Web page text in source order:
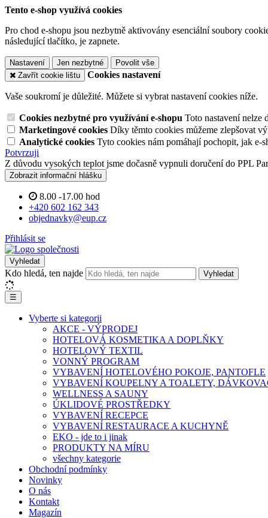
Tento e-shop využívá cookies
Pro chod e-shopu jsou nezbytně aktivovány esenciální soubory
následující tlačítko, je zapnete.
Nastavení Jen nezbytné
Povolit vše
Zavřít cookie lištu
Cookies nastavení
Vaše soukromí je důležité. Můžete si vybrat nastavení cookies níže.
Cookies nezbytné pro využívání e-shopu Toto nastavení nelze
Marketingové cookies Díky těmto cookies můžeme zlepšovat
Analytické cookies Tyto cookies nám pomáhají pochopit, jak e-
Potvrzuji
Z důvodu vysokých teplot jsme dočasně vypnuli doručení do PPL
Zobrazit informační hlášku
8.00 -17.00 hod
+420 602 162 343
objednavky@eup.cz
Přihlásit se
Vyhledat
Kdo hledá, ten najde Vyhledat
☰
Vyberte si kategorii
AKCE - VÝPRODEJ
HOTELOVÁ KOSMETIKA A DOPLŇKY
HOTELOVÝ TEXTIL
VONNÝ PROGRAM
VYBAVENÍ HOTELOVÉHO POKOJE, PANTOFLE
VYBAVENÍ KOUPELNY A TOALETY,
WELLNESS A SAUNY
ÚKLIDOVÉ PROSTŘEDKY
VYBAVENÍ RECEPCE
VYBAVENÍ RESTAURACE A KUCHYNĚ
EKO - jde to i jinak
PRODUKTY NA MÍRU
všechny kategorie
Obchodní podmínky
Novinky
O nás
Kontakt
Magazín